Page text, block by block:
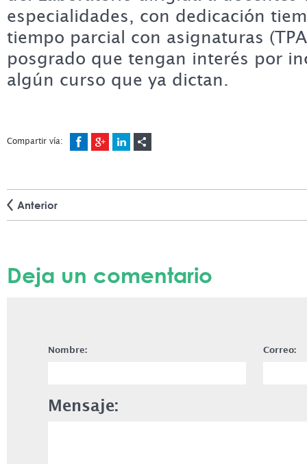
especialidades, con dedicación
tiempo parcial con asignaturas
posgrado que tengan interés por
algún curso que ya dictan.
Compartir vía:
Anterior
Deja un comentario
Nombre: Correo:
Mensaje: